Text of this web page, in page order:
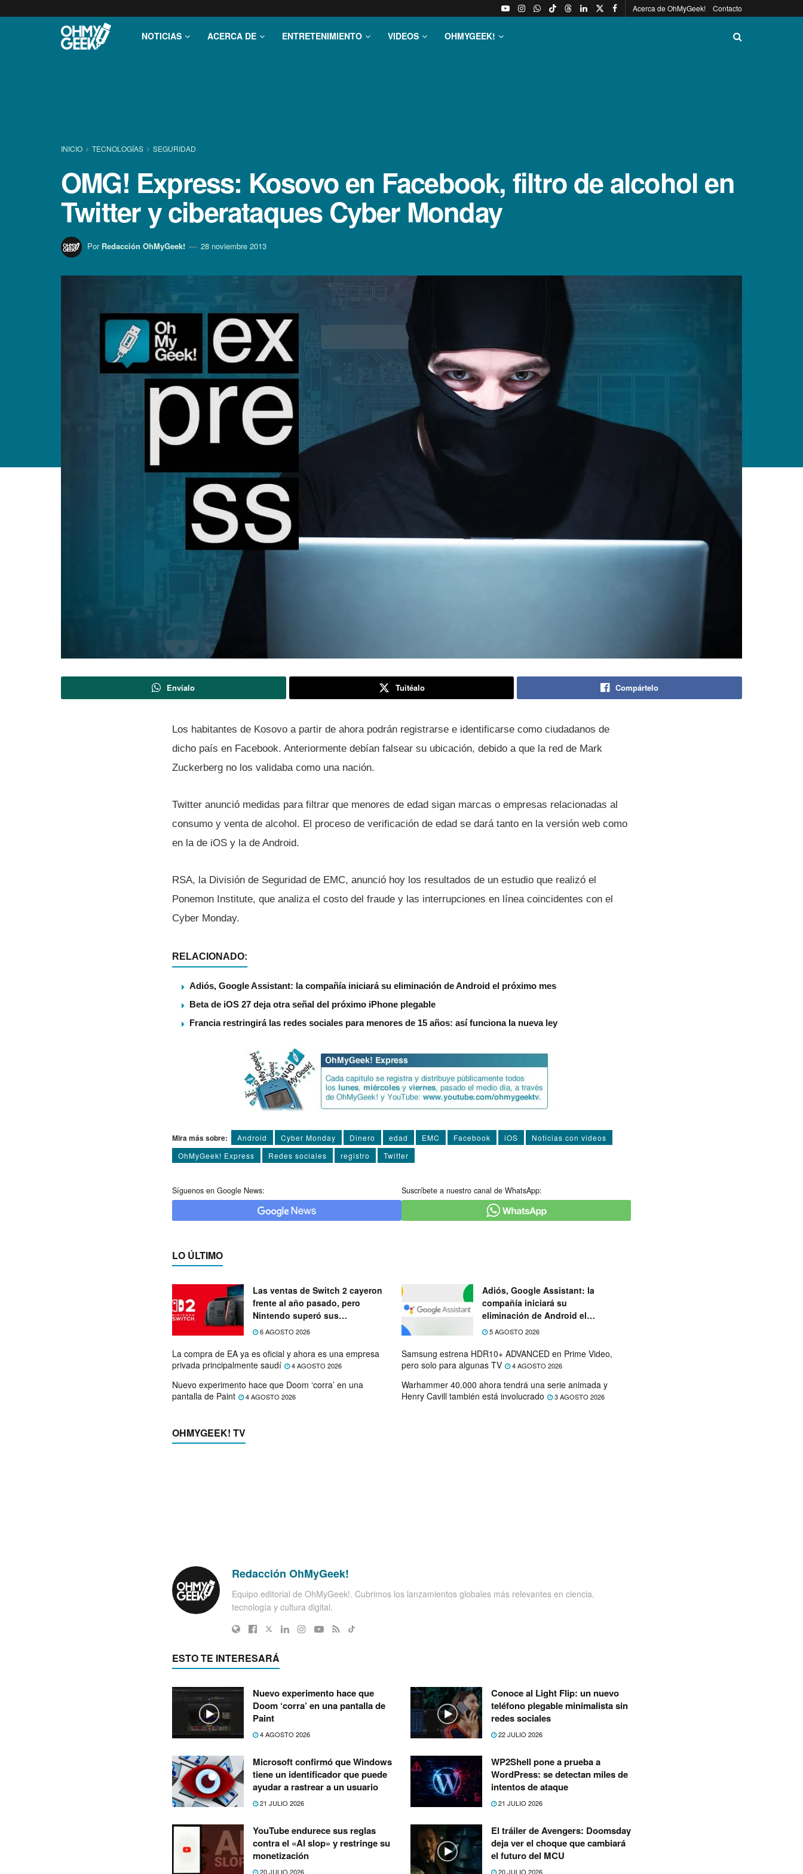
Acerca de OhMyGeek! Contacto
NOTICIAS ACERCA DE ENTRETENIMIENTO VIDEOS OHMYGEEK!
INICIO TECNOLOGÍ­AS SEGURIDAD
OMG! Express: Kosovo en Facebook, filtro de alcohol en
Twitter y ciberataques Cyber Monday
Por Redacción OhMyGeek! 28 noviembre 2013
Envíalo Tuitéalo Compártelo
Los habitantes de Kosovo a partir de ahora podrán registrarse e identificarse como ciudadanos de
dicho paí­s en Facebook. Anteriormente debí­an falsear su ubicación, debido a que la red de Mark
Zuckerberg no los validaba como una nación.
Twitter anunció medidas para filtrar que menores de edad sigan marcas o empresas relacionadas al
consumo y venta de alcohol. El proceso de verificación de edad se dará tanto en la versión web como
en la de iOS y la de Android.
RSA, la División de Seguridad de EMC, anunció hoy los resultados de un estudio que realizó el
Ponemon Institute, que analiza el costo del fraude y las interrupciones en lí­nea coincidentes con el
Cyber Monday.
RELACIONADO:
Adiós, Google Assistant: la compañía iniciará su eliminación de Android el próximo mes
Beta de iOS 27 deja otra señal del próximo iPhone plegable
Francia restringirá las redes sociales para menores de 15 años: así funciona la nueva ley
Mira más sobre: Android Cyber Monday Dinero edad EMC Facebook iOS
Noticias con videos
OhMyGeek! Express
Redes sociales registro Twitter
Síguenos en Google News: Suscríbete a nuestro canal de WhatsApp:
LO ÚLTIMO
Las ventas de Switch 2 cayeron
frente al año pasado, pero
Nintendo superó sus
expectativas
6 AGOSTO 2026
Adiós, Google Assistant: la
compañía iniciará su
eliminación de Android el
próximo mes
5 AGOSTO 2026
La compra de EA ya es oficial y ahora es una empresa
privada principalmente saudí
4 AGOSTO 2026
Samsung estrena HDR10+ ADVANCED en Prime Video,
pero solo para algunas TV
4 AGOSTO 2026
Nuevo experimento hace que Doom ‘corra’ en una
pantalla de Paint
4 AGOSTO 2026
Warhammer 40.000 ahora tendrá una serie animada y
Henry Cavill también está involucrado
3 AGOSTO 2026
OHMYGEEK! TV
Redacción OhMyGeek!
Equipo editorial de OhMyGeek!. Cubrimos los lanzamientos globales más relevantes en ciencia,
tecnología y cultura digital.
ESTO TE INTERESARÁ
Nuevo experimento hace que
Doom ‘corra’ en una pantalla de
Paint
4 AGOSTO 2026
Conoce al Light Flip: un nuevo
teléfono plegable minimalista sin
redes sociales
22 JULIO 2026
Microsoft confirmó que Windows
tiene un identificador que puede
ayudar a rastrear a un usuario
21 JULIO 2026
WP2Shell pone a prueba a
WordPress: se detectan miles de
intentos de ataque
21 JULIO 2026
YouTube endurece sus reglas
contra el «AI slop» y restringe su
monetización
20 JULIO 2026
El tráiler de Avengers: Doomsday
deja ver el choque que cambiará
el futuro del MCU
20 JULIO 2026